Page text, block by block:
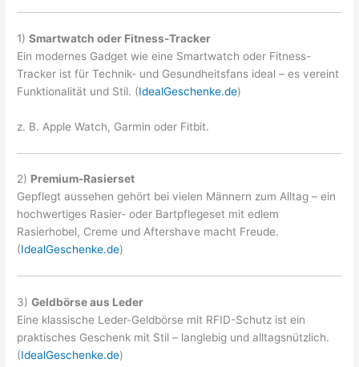
1)Smartwatch oder Fitness-Tracker
Ein modernes Gadget wie eine Smartwatch oder Fitness-
Tracker ist für Technik- und Gesundheitsfans ideal – es vereint
Funktionalität und Stil. (IdealGeschenke.de)
z. B. Apple Watch, Garmin oder Fitbit.
2) Premium-Rasierset
Gepflegt aussehen gehört bei vielen Männern zum Alltag – ein
hochwertiges Rasier- oder Bartpflegeset mit edlem
Rasierhobel, Creme und Aftershave macht Freude.
(IdealGeschenke.de)
3)Geldbörse aus Leder
Eine klassische Leder-Geldbörse mit RFID-Schutz ist ein
praktisches Geschenk mit Stil – langlebig und alltagsnützlich.
(IdealGeschenke.de)